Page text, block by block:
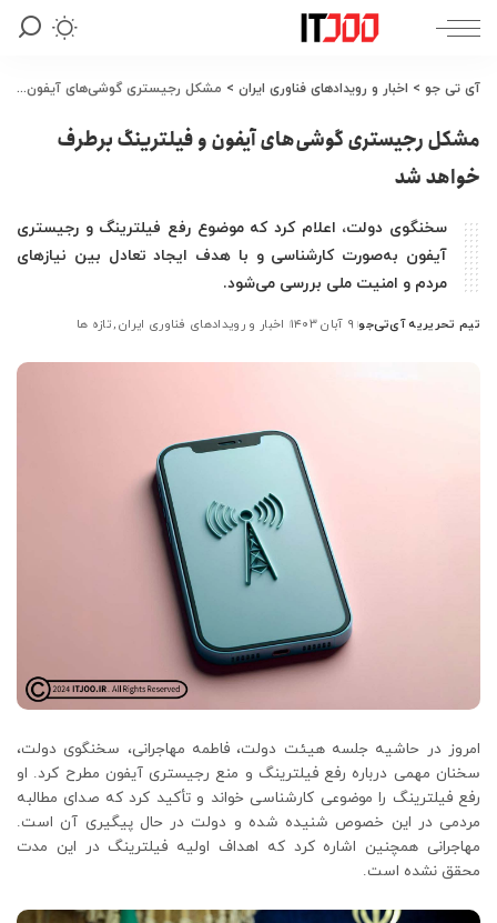
آی تی جو > اخبار و رویدادهای فناوری ایران > مشکل رجیستری گوشی‌های آیفون و فیلترینگ برطرف خواهد شد
مشکل رجیستری گوشی‌های آیفون و فیلترینگ برطرف
خواهد شد
سخنگوی دولت، اعلام کرد که موضوع رفع فیلترینگ و رجیستری
آیفون به‌صورت کارشناسی و با هدف ایجاد تعادل بین نیازهای
مردم و امنیت ملی بررسی می‌شود.
ارسال
تیم تحریریه آی‌تی‌جو ۹ آبان ۱۴۰۳ اخبار و رویدادهای فناوری ایران تازه ها
امروز در حاشیه جلسه هیئت دولت، فاطمه مهاجرانی، سخنگوی دولت،
سخنان مهمی درباره رفع فیلترینگ و منع رجیستری آیفون مطرح کرد. او
رفع فیلترینگ را موضوعی کارشناسی خواند و تأکید کرد که صدای مطالبه
مردمی در این خصوص شنیده شده و دولت در حال پیگیری آن است.
مهاجرانی همچنین اشاره کرد که اهداف اولیه فیلترینگ در این مدت
محقق نشده است.